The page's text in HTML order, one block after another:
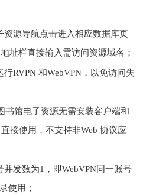
资源导航点击进入相应数据库页
址栏直接输入需访问资源域名；
行RVPN 和WebVPN，以免访问失
书馆电子资源无需安装客户端和
直接使用，不支持非Web 协议应
并发数为1 ，即WebVPN同一账号
使用；